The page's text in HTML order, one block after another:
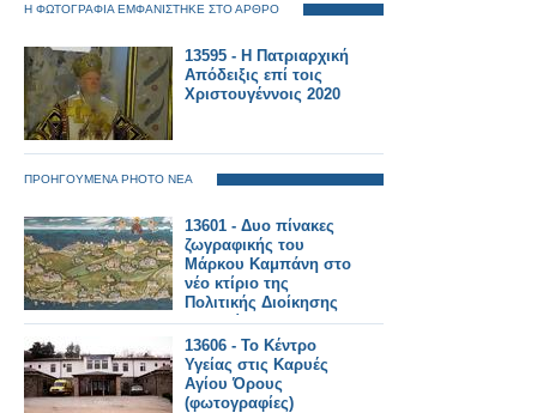
Η ΦΩΤΟΓΡΑΦΙΑ ΕΜΦΑΝΙΣΤΗΚΕ ΣΤΟ ΑΡΘΡΟ
13595 - Η Πατριαρχική
Απόδειξις επί τοις
Χριστουγέννοις 2020
ΠΡΟΗΓΟΥΜΕΝΑ PHOTO ΝΕΑ
13601 - Δυο πίνακες
ζωγραφικής του
Μάρκου Καμπάνη στο
νέο κτίριο της
Πολιτικής Διοίκησης
του Αγίου Όρους.
13606 - Το Κέντρο
Υγείας στις Καρυές
Αγίου Όρους
(φωτογραφίες)